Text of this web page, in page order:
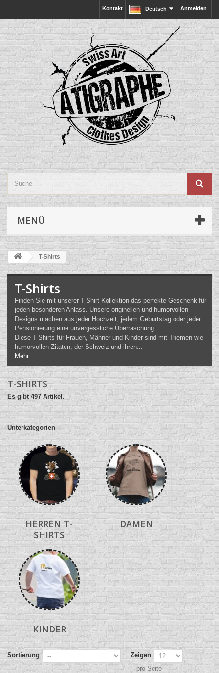
Anmelden
Deutsch
Kontakt
MENÜ
T-Shirts
T-Shirts
Finden Sie mit unserer T-Shirt-Kollektion das perfekte Geschenk für
jeden besonderen Anlass. Unsere originellen und humorvollen
Designs machen aus jeder Hochzeit, jedem Geburtstag oder jeder
Pensionierung eine unvergessliche Überraschung.
Diese T-Shirts für Frauen, Männer und Kinder sind mit Themen wie
humorvollen Zitaten, der Schweiz und ihren...
Mehr
T-SHIRTS
Es gibt 497 Artikel.
Unterkategorien
HERREN T-
SHIRTS
DAMEN
KINDER
Sortierung
Zeigen
pro Seite